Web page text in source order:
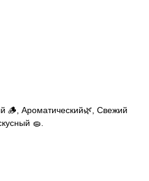
🪵, Ароматический🌿, Свежий
🧽.